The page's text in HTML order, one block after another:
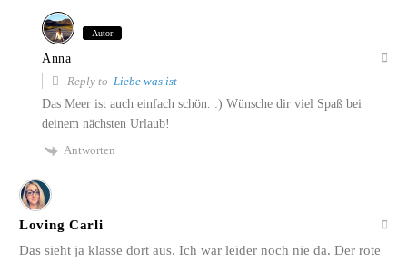
Autor
Anna
Reply to Liebe was ist
Das Meer ist auch einfach schön. :) Wünsche dir viel Spaß bei
deinem nächsten Urlaub!
Antworten
Loving Carli
Das sieht ja klasse dort aus. Ich war leider noch nie da. Der rote